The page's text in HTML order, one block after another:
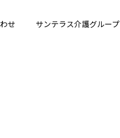
せ サンテラス介護グループ